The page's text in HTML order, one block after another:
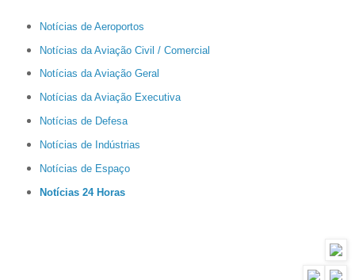
Notícias de Aeroportos
Notícias da Aviação Civil / Comercial
Notícias da Aviação Geral
Notícias da Aviação Executiva
Notícias de Defesa
Notícias de Indústrias
Notícias de Espaço
Notícias 24 Horas